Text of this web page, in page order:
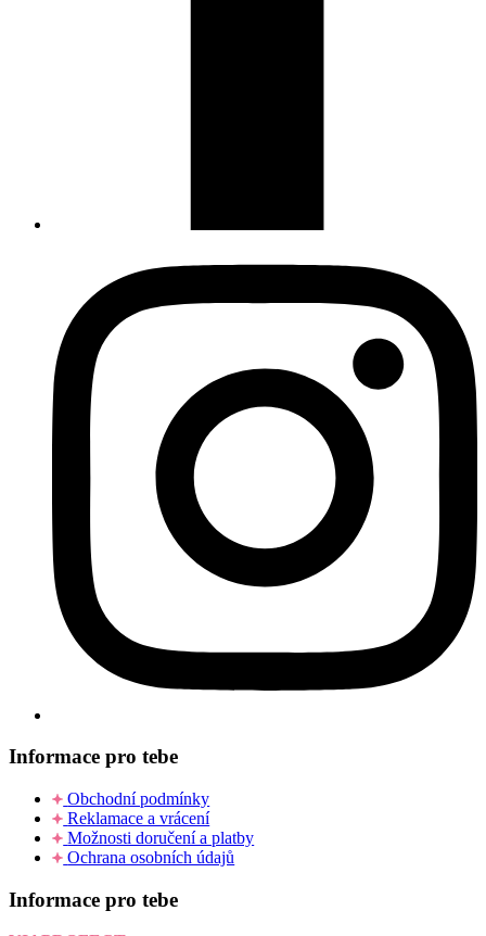
Informace pro tebe
Obchodní podmínky
Reklamace a vrácení
Možnosti doručení a platby
Ochrana osobních údajů
Informace pro tebe